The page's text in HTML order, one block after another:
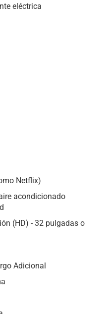
eléctrica
Netflix)
acondicionado
(HD) - 32 pulgadas o
Adicional